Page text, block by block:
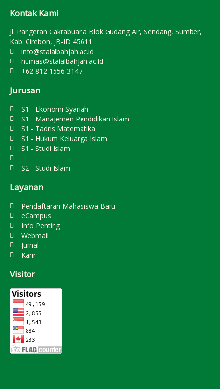
Kontak Kami
Jl. Pangeran Cakrabuana Blok Gudang Air, Sendang, Sumber,
Kab. Cirebon, JB-ID 45611
info@staialbahjah.ac.id
humas@staialbahjah.ac.id
+62 812 1556 3147
Jurusan
S1 - Ekonomi Syariah
S1 - Manajemen Pendidikan Islam
S1 - Tadris Matematika
S1 - Hukum Keluarga Islam
S1 - Studi Islam
-------------------------------
S2 - Studi Islam
Layanan
Pendaftaran Mahasiswa Baru
eCampus
Info Penting
Webmail
Jurnal
Karir
Visitor